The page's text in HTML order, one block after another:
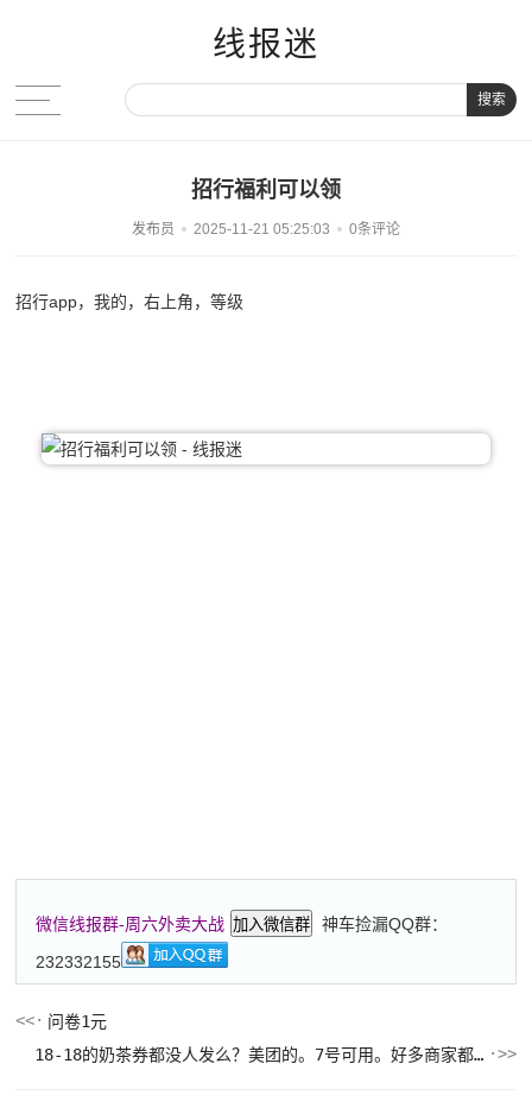
线报迷
搜索
招行福利可以领
发布员 2025-11-21 05:25:03 0条评论
招行app，我的，右上角，等级
微信线报群-周六外卖大战 加入微信群
神车捡漏QQ群：
232332155
问卷1元
18-18的奶茶券都没人发么？美团的。7号可用。好多商家都有。